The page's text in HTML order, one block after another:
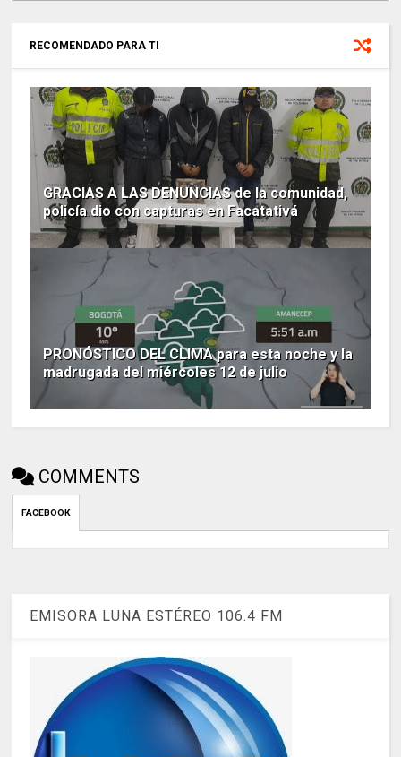
RECOMENDADO PARA TI
GRACIAS A LAS DENUNCIAS de la comunidad,
policía dio con capturas en Facatativá
PRONÓSTICO DEL CLIMA para esta noche y la
madrugada del miércoles 12 de julio
COMMENTS
FACEBOOK
EMISORA LUNA ESTÉREO 106.4 FM